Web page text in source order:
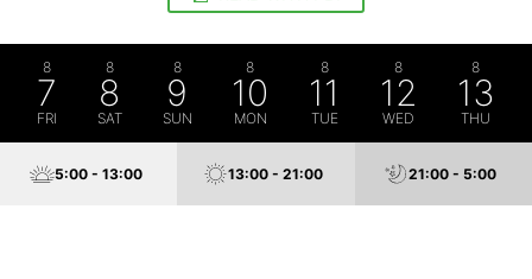
8
7
FRI
8
8
SAT
8
9
SUN
8
10
MON
8
11
TUE
8
12
WED
8
13
THU
5:00 - 13:00 13:00 - 21:00 21:00 - 5:00